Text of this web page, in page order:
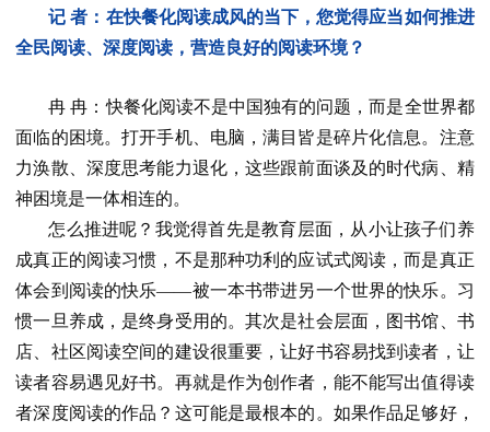
记 者：在快餐化阅读成风的当下，您觉得应当如何推进
全民阅读、深度阅读，营造良好的阅读环境？
冉 冉：快餐化阅读不是中国独有的问题，而是全世界都
面临的困境。打开手机、电脑，满目皆是碎片化信息。注意
力涣散、深度思考能力退化，这些跟前面谈及的时代病、精
神困境是一体相连的。
怎么推进呢？我觉得首先是教育层面，从小让孩子们养
成真正的阅读习惯，不是那种功利的应试式阅读，而是真正
体会到阅读的快乐——被一本书带进另一个世界的快乐。习
惯一旦养成，是终身受用的。其次是社会层面，图书馆、书
店、社区阅读空间的建设很重要，让好书容易找到读者，让
读者容易遇见好书。再就是作为创作者，能不能写出值得读
者深度阅读的作品？这可能是最根本的。如果作品足够好，